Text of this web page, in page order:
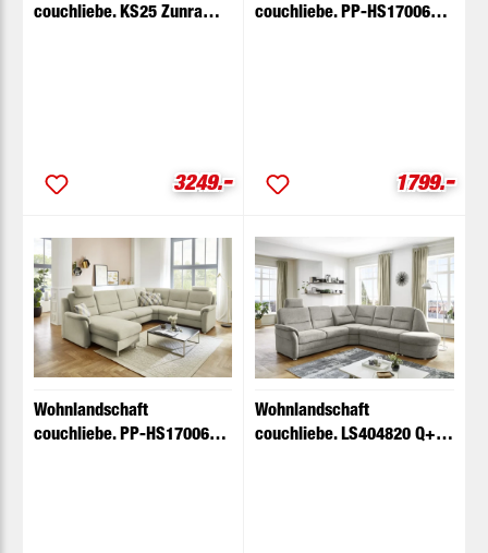
couchliebe. KS25 Zunra
Verkaufspreis:
3249.-
couchliebe. PP-HS17006
1799.-
Wohnlandschaft
couchliebe. PP-HS17006
Wohnlandschaft
couchliebe. LS404820 Q+